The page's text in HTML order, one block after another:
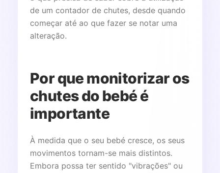
de um contador de chutes, desde quando
começar até ao que fazer se notar uma
alteração.
Por que monitorizar os
chutes do bebé é
importante
À medida que o seu bebé cresce, os seus
movimentos tornam-se mais distintos.
Embora possa ter sentido "vibrações" ou